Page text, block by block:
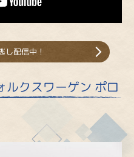
し配信中！
クスワーゲン ポロ